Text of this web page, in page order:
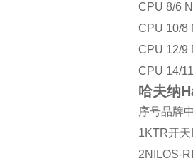
CPU 8/6 N
CPU 10/8
CPU 12/9
CPU 14/
哈夫纳
序号品牌
1KTR开天
2NILOS-